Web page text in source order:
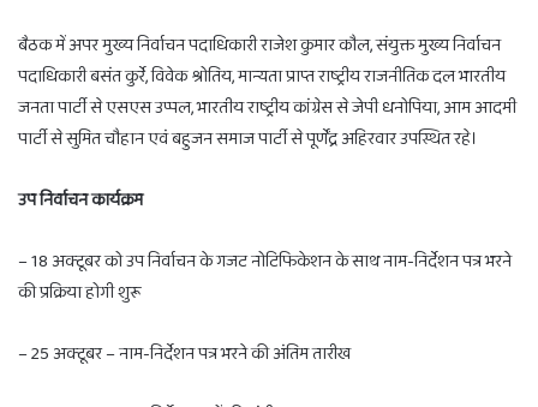
बैठक में अपर मुख्य निर्वाचन पदाधिकारी राजेश कुमार कौल, संयुक्त मुख्य निर्वाचन
पदाधिकारी बसंत कुर्रे, विवेक श्रोतिय, मान्यता प्राप्त राष्ट्रीय राजनीतिक दल भारतीय
जनता पार्टी से एसएस उप्पल, भारतीय राष्ट्रीय कांग्रेस से जेपी धनोपिया, आम आदमी
पार्टी से सुमित चौहान एवं बहुजन समाज पार्टी से पूर्णेंद्र अहिरवार उपस्थित रहे।
उप निर्वाचन कार्यक्रम
– 18 अक्टूबर को उप निर्वाचन के गजट नोटिफिकेशन के साथ नाम-निर्देशन पत्र भरने
की प्रक्रिया होगी शुरू
– 25 अक्टूबर – नाम-निर्देशन पत्र भरने की अंतिम तारीख